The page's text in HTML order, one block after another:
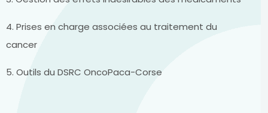
4. Prises en charge associées au traitement du
cancer
5. Outils du DSRC OncoPaca-Corse